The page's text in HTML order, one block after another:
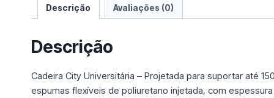
Descrição Avaliações (0)
Descrição
Cadeira City Universitária – Projetada para suportar até
espumas flexíveis de poliuretano injetada, com